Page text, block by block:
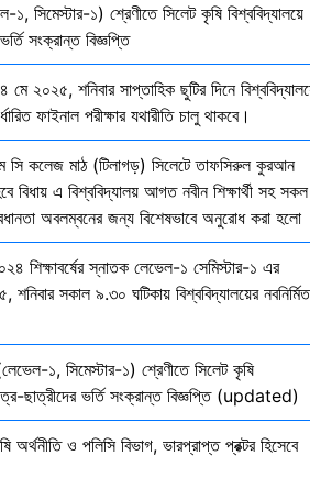
সিমেস্টার-১) শ্রেণীতে সিলেট কৃষি বিশ্ববিদ্যালয়ে
সংক্রান্ত বিজ্ঞপ্তি
২০২৫, শনিবার সাপ্তাহিক ছুটির দিনে
ফাইনাল পরীক্ষার যথারীতি চালু থাকবে।
সি কলেজ মাঠ (টিলাগড়) সিলেটে তাফসিরুল কুরআন
বিধায় এ বিশ্ববিদ্যালয় আগত নবীন শিক্ষার্থী সহ সকল
অবলম্বনের জন্য বিশেষভাবে অনুরোধ করা হলো
শিক্ষাবর্ষের স্নাতক লেভেল-১ সেমিস্টার-১ এর
শনিবার সকাল ৯.৩০ ঘটিকায় বিশ্ববিদ্যালয়ের নবনির্মিত
১, সিমেস্টার-১) শ্রেণীতে সিলেট কৃষি
ছাত্রীদের ভর্তি সংক্রান্ত বিজ্ঞপ্তি (updated)
ও পলিসি বিভাগ, ভারপ্রাপ্ত প্রক্টর হিসেবে